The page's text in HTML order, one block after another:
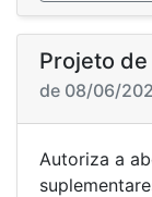
Projeto
de 08/06/
Autoriza a